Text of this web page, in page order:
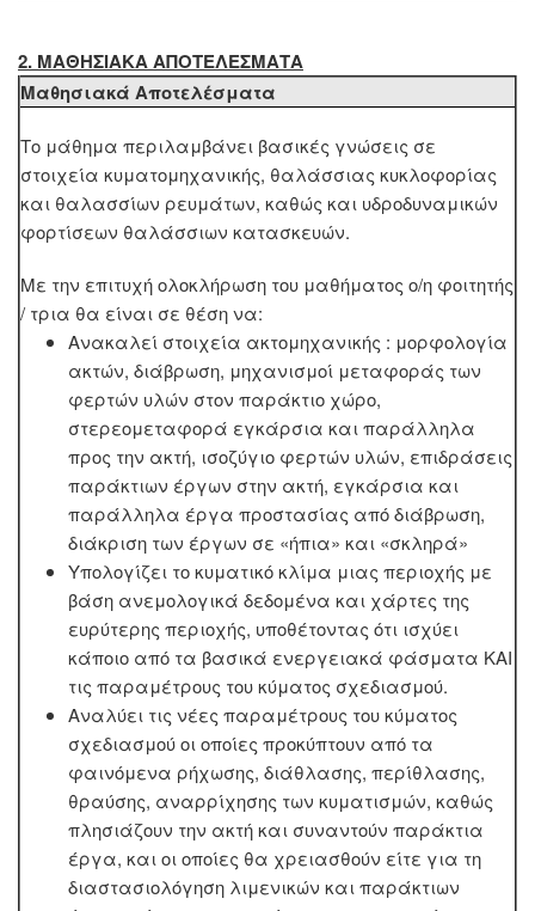
2. MΑΘΗΣΙΑΚΑ ΑΠΟΤΕΛΕΣΜΑΤΑ
Μαθησιακά Αποτελέσματα
Το μάθημα περιλαμβάνει βασικές γνώσεις σε
στοιχεία κυματομηχανικής, θαλάσσιας κυκλοφορίας
και θαλασσίων ρευμάτων, καθώς και υδροδυναμικών
φορτίσεων θαλάσσιων κατασκευών.
Με την επιτυχή ολοκλήρωση του μαθήματος ο/η φοιτητής
/ τρια θα είναι σε θέση να:
Ανακαλεί στοιχεία ακτομηχανικής : μορφολογία
ακτών, διάβρωση, μηχανισμοί μεταφοράς των
φερτών υλών στον παράκτιο χώρο,
στερεομεταφορά εγκάρσια και παράλληλα
προς την ακτή, ισοζύγιο φερτών υλών, επιδράσεις
παράκτιων έργων στην ακτή, εγκάρσια και
παράλληλα έργα προστασίας από διάβρωση,
διάκριση των έργων σε «ήπια» και «σκληρά»
Υπολογίζει το κυματικό κλίμα μιας περιοχής με
βάση ανεμολογικά δεδομένα και χάρτες της
ευρύτερης περιοχής, υποθέτοντας ότι ισχύει
κάποιο από τα βασικά ενεργειακά φάσματα ΚΑΙ
τις παραμέτρους του κύματος σχεδιασμού.
Αναλύει τις νέες παραμέτρους του κύματος
σχεδιασμού οι οποίες προκύπτουν από τα
φαινόμενα ρήχωσης, διάθλασης, περίθλασης,
θραύσης, αναρρίχησης των κυματισμών, καθώς
πλησιάζουν την ακτή και συναντούν παράκτια
έργα, και οι οποίες θα χρειασθούν είτε για τη
διαστασιολόγηση λιμενικών και παράκτιων